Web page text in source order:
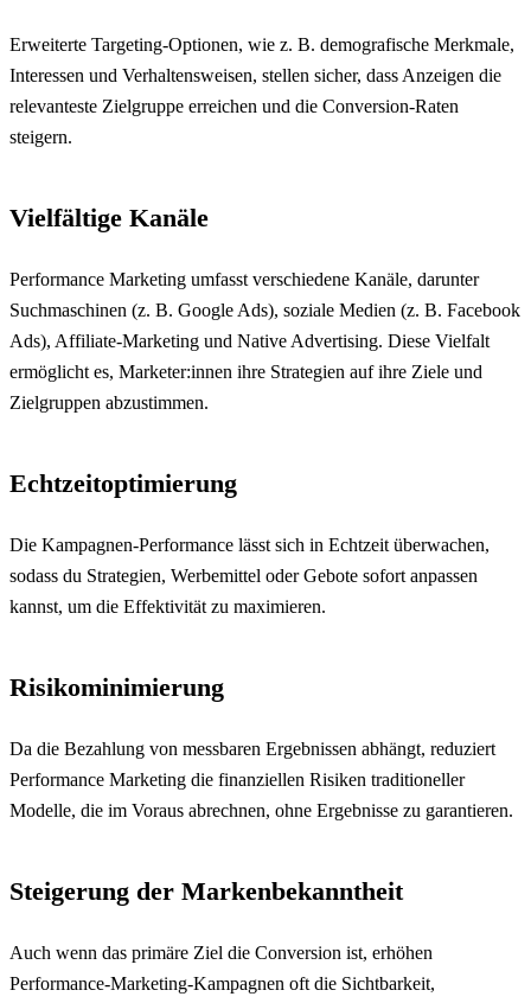
Erweiterte Targeting-Optionen, wie z. B. demografische Merkmale,
Interessen und Verhaltensweisen, stellen sicher, dass Anzeigen die
relevanteste Zielgruppe erreichen und die Conversion-Raten
steigern.
Vielfältige Kanäle
Performance Marketing umfasst verschiedene Kanäle, darunter
Suchmaschinen (z. B. Google Ads), soziale Medien (z. B. Facebook
Ads), Affiliate-Marketing und Native Advertising. Diese Vielfalt
ermöglicht es, Marketer:innen ihre Strategien auf ihre Ziele und
Zielgruppen abzustimmen.
Echtzeitoptimierung
Die Kampagnen-Performance lässt sich in Echtzeit überwachen,
sodass du Strategien, Werbemittel oder Gebote sofort anpassen
kannst, um die Effektivität zu maximieren.
Risikominimierung
Da die Bezahlung von messbaren Ergebnissen abhängt, reduziert
Performance Marketing die finanziellen Risiken traditioneller
Modelle, die im Voraus abrechnen, ohne Ergebnisse zu garantieren.
Steigerung der Markenbekanntheit
Auch wenn das primäre Ziel die Conversion ist, erhöhen
Performance-Marketing-Kampagnen oft die Sichtbarkeit,